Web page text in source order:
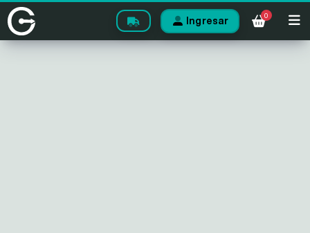
Ingresar
0